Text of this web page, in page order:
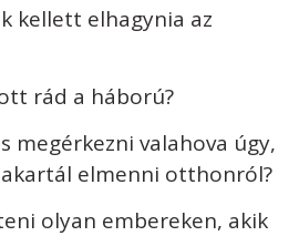
kellett elhagynia az
rád a háború?
megérkezni valahova úgy,
elmenni otthonról?
olyan embereken, akik